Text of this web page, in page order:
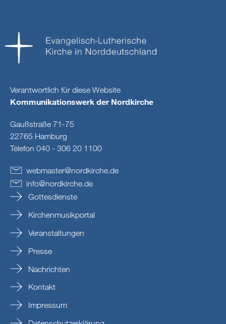
Verantwortlich für diese Website
Kommunikationswerk der Nordkirche
Gaußstraße 71-75
22765 Hamburg
Telefon 040 - 306 20 1100
webmaster@nordkirche.de
info@nordkirche.de
Gottesdienste
Kirchenmusikportal
Veranstaltungen
Presse
Nachrichten
Kontakt
Impressum